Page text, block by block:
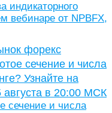
индикаторного
вебинаре от NPBFX,
форекс
сечение и числа